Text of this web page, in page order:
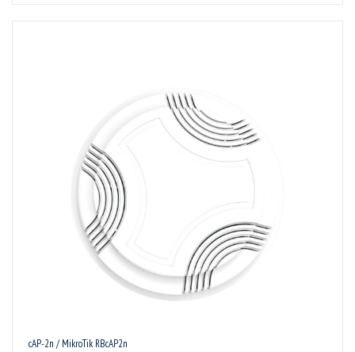
cAP-2n / MikroTik RBcAP2n